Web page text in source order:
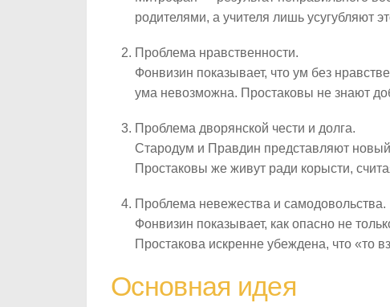
родителями, а учителя лишь усугубляют
Проблема нравственности.
Фонвизин показывает, что ум без
ума невозможна. Простаковы не знают
Проблема дворянской чести и долга.
Стародум и Правдин представляют
Простаковы же живут ради корысти,
Проблема невежества и самодовольства.
Фонвизин показывает, как опасно не
Простакова искренне убеждена, что «то
Основная идея